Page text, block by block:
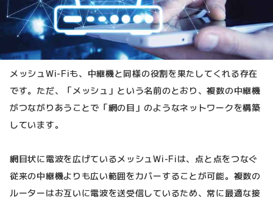
メッシュWi-Fiも、中継機と同様の役割を果たしてくれる存在
です。ただ、「メッシュ」という名前のとおり、複数の中継機
がつながりあうことで「網の目」のようなネットワークを構築
しています。
網目状に電波を広げているメッシュWi-Fiは、点と点をつなぐ
従来の中継機よりも広い範囲をカバーすることが可能。複数の
ルーターはお互いに電波を送受信しているため、常に最適な接